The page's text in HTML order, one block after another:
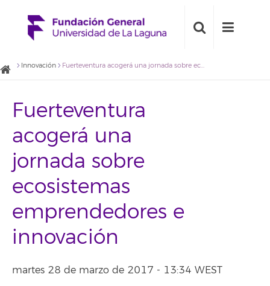
Innovación Fuerteventura acogerá una jornada sobre ecosistemas emprendedores e innovación
Fuerteventura
acogerá una
jornada sobre
ecosistemas
emprendedores e
innovación
martes 28 de marzo de 2017 - 13:34 WEST